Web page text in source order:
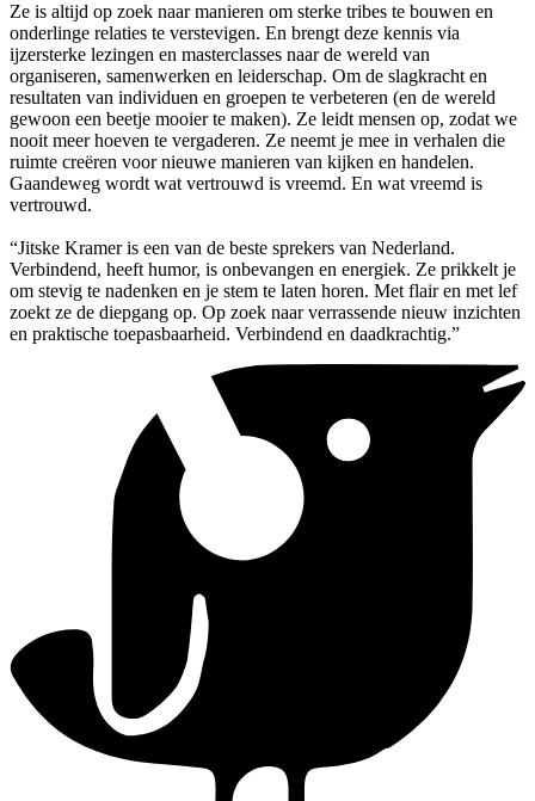
Ze is altijd op zoek naar manieren om sterke tribes te bouwen en
onderlinge relaties te verstevigen. En brengt deze kennis via
ijzersterke lezingen en masterclasses naar de wereld van
organiseren, samenwerken en leiderschap. Om de slagkracht en
resultaten van individuen en groepen te verbeteren (en de wereld
gewoon een beetje mooier te maken). Ze leidt mensen op, zodat we
nooit meer hoeven te vergaderen. Ze neemt je mee in verhalen die
ruimte creëren voor nieuwe manieren van kijken en handelen.
Gaandeweg wordt wat vertrouwd is vreemd. En wat vreemd is
vertrouwd.
“Jitske Kramer is een van de beste sprekers van Nederland.
Verbindend, heeft humor, is onbevangen en energiek. Ze prikkelt je
om stevig te nadenken en je stem te laten horen. Met flair en met lef
zoekt ze de diepgang op. Op zoek naar verrassende nieuw inzichten
en praktische toepasbaarheid. Verbindend en daadkrachtig.”